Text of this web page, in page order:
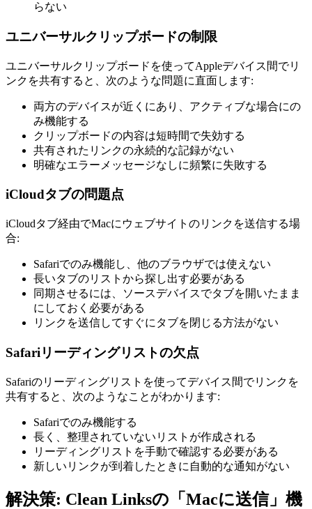
らない
ユニバーサルクリップボードの制限
ユニバーサルクリップボードを使ってAppleデバイス間でリ
ンクを共有すると、次のような問題に直面します:
両方のデバイスが近くにあり、アクティブな場合にの
み機能する
クリップボードの内容は短時間で失効する
共有されたリンクの永続的な記録がない
明確なエラーメッセージなしに頻繁に失敗する
iCloudタブの問題点
iCloudタブ経由でMacにウェブサイトのリンクを送信する場
合:
Safariでのみ機能し、他のブラウザでは使えない
長いタブのリストから探し出す必要がある
同期させるには、ソースデバイスでタブを開いたまま
にしておく必要がある
リンクを送信してすぐにタブを閉じる方法がない
Safariリーディングリストの欠点
Safariのリーディングリストを使ってデバイス間でリンクを
共有すると、次のようなことがわかります:
Safariでのみ機能する
長く、整理されていないリストが作成される
リーディングリストを手動で確認する必要がある
新しいリンクが到着したときに自動的な通知がない
解決策: Clean Linksの「Macに送信」機